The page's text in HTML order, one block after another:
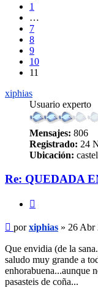
1
…
7
8
9
10
11
xiphias
Usuario experto
Mensajes: 806
Registrado: 24
Ubicación:
Re: QUEDADA
Mensaje
porxiphias » 26 Abr
Que envidia (de la
saludo muy grande a
enhorabuena...aunque
pasasteis de coña...